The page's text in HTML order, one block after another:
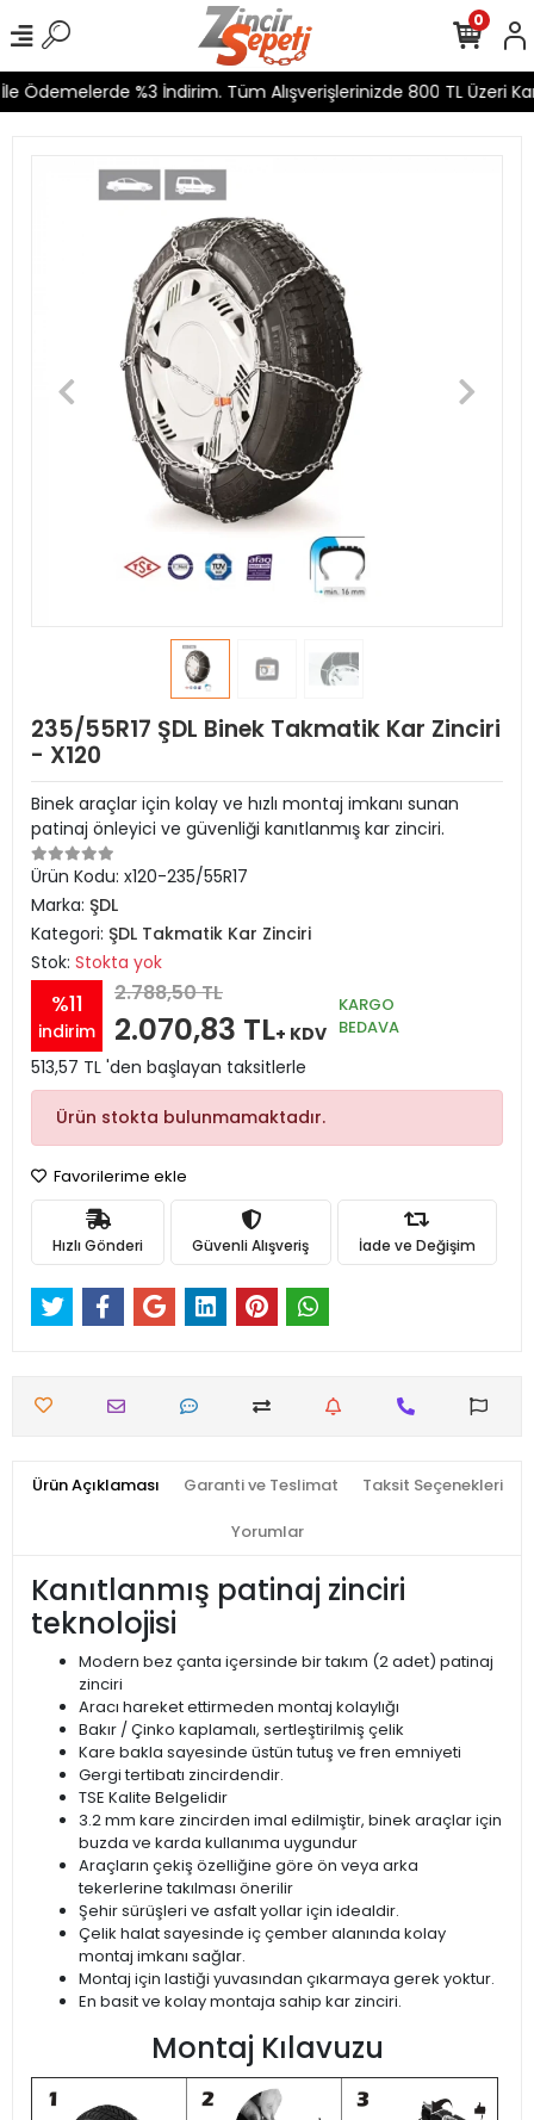
Ödemelerde %3 İndirim. Tüm Alışverişlerinizde 800 TL Üzeri
0
235/55R17 ŞDL Binek Takmatik Kar Zinciri
- X120
Binek araçlar için kolay ve hızlı montaj imkanı sunan
patinaj önleyici ve güvenliği kanıtlanmış kar zinciri.
Ürün Kodu: x120-235/55R17
Marka: ŞDL
Kategori: ŞDL Takmatik Kar Zinciri
Stok: Stokta yok
%11
indirim
2.788,50 TL
2.070,83 TL+ KDV
KARGO
BEDAVA
513,57 TL 'den başlayan taksitlerle
Ürün stokta bulunmamaktadır.
Favorilerime ekle
Hızlı Gönderi Güvenli Alışveriş İade ve Değişim
Ürün Açıklaması Garanti ve Teslimat Taksit Seçenekleri
Yorumlar
Kanıtlanmış patinaj zinciri
teknolojisi
Modern bez çanta içersinde bir takım (2 adet) patinaj
zinciri
Aracı hareket ettirmeden montaj kolaylığı
Bakır / Çinko kaplamalı, sertleştirilmiş çelik
Kare bakla sayesinde üstün tutuş ve fren emniyeti
Gergi tertibatı zincirdendir.
TSE Kalite Belgelidir
3.2 mm kare zincirden imal edilmiştir, binek araçlar için
buzda ve karda kullanıma uygundur
Araçların çekiş özelliğine göre ön veya arka
tekerlerine takılması önerilir
Şehir sürüşleri ve asfalt yollar için idealdir.
Çelik halat sayesinde iç çember alanında kolay
montaj imkanı sağlar.
Montaj için lastiği yuvasından çıkarmaya gerek yoktur.
En basit ve kolay montaja sahip kar zinciri.
Montaj Kılavuzu